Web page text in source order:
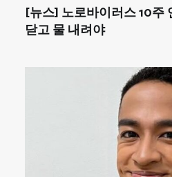
[뉴스] 노로바이러스 10주
닫고 물 내려야